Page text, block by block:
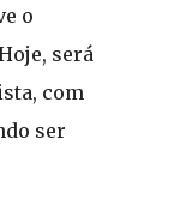
o
será
com
ser